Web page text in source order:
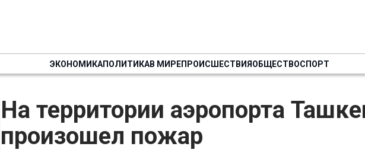
ЭКОНОМИКАПОЛИТИКАВ МИРЕПРОИСШЕСТВИЯОБЩЕСТВОСПОРТ
На территории аэропорта
произошел пожар